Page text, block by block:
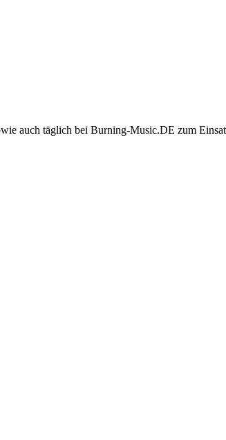
auch täglich bei Burning-Music.DE zum